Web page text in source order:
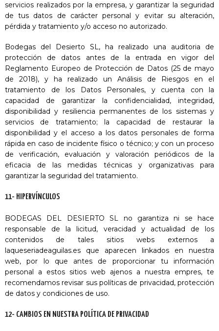
servicios realizados por la empresa, y garantizar la seguridad
de tus datos de carácter personal y evitar su alteración,
pérdida y tratamiento y/o acceso no autorizado.
Bodegas del Desierto SL, ha realizado una auditoria de
protección de datos antes de la entrada en vigor del
Reglamento Europeo de Protección de Datos (25 de mayo
de 2018), y ha realizado un Análisis de Riesgos en el
tratamiento de los Datos Personales, y cuenta con la
capacidad de garantizar la confidencialidad, integridad,
disponibilidad y resiliencia permanentes de los sistemas y
servicios de tratamiento; la capacidad de restaurar la
disponibilidad y el acceso a los datos personales de forma
rápida en caso de incidente físico o técnico; y con un proceso
de verificación, evaluación y valoración periódicos de la
eficacia de las medidas técnicas y organizativas para
garantizar la seguridad del tratamiento.
11- HIPERVÍNCULOS
BODEGAS DEL DESIERTO SL no garantiza ni se hace
responsable de la licitud, veracidad y actualidad de los
contenidos de tales sitios webs externos a
laqueseriadeaguilas.es que aparecen linkados en nuestra
web, por lo que antes de proporcionar tu información
personal a estos sitios web ajenos a nuestra empres, te
recomendamos revisar sus políticas de privacidad, protección
de datos y condiciones de uso.
12- CAMBIOS EN NUESTRA POLÍTICA DE PRIVACIDAD